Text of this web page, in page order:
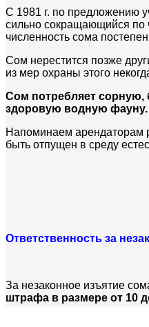
С 1981 г. по предложению
сильно сокращающийся по
численность сома
Сом нерестится позже
из мер охраны этого
Сом потребляет
здоровую водную фауну.
Напоминаем арендаторам
быть отпущен в среду
Ответственность за
За незаконное изъятие
штрафа в размере от 10